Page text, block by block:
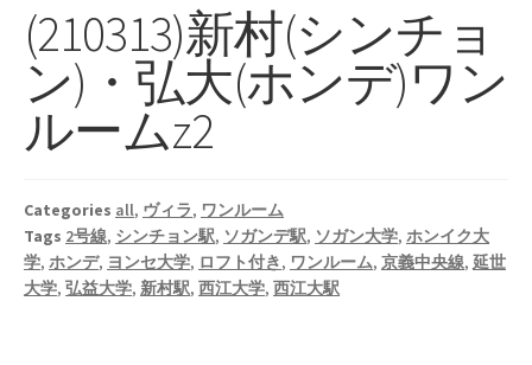
(210313)新村(シンチョ
ン)・弘大(ホンデ)ワン
ルームz2
Categories all, ヴィラ, ワンルーム
Tags 2号線, シンチョン駅, ソガンデ駅, ソガン大学, ホンイク大
学, ホンデ, ヨンセ大学, ロフト付き, ワンルーム, 京義中央線, 延世
大学, 弘益大学, 新村駅, 西江大学, 西江大駅